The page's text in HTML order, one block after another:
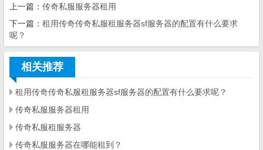
上一篇： 传奇私服服务器租用
下一篇： 租用传奇传奇私服租服务器sf服务器的配置有什么要求
呢？
相关推荐
租用传奇传奇私服租服务器sf服务器的配置有什么要求呢？
传奇私服服务器租用
传奇私服租服务器
传奇私服服务器在哪能租到？